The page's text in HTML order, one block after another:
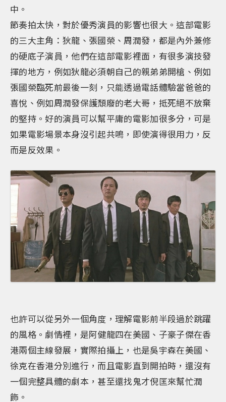
中。
節奏拍太快，對於優秀演員的影響也很大。這部電影
的三大主角：狄龍、張國榮、周潤發，都是內外兼修
的硬底子演員，他們在這部電影裡面，有很多演技發
揮的地方，例如狄龍必須朝自己的親弟弟開槍、例如
張國榮臨死前最後一刻，只能透過電話體驗當爸爸的
喜悅、例如周潤發保護頹廢的老大哥，抵死絕不放棄
的堅持。好的演員可以幫平庸的電影加很多分，可是
如果電影場景本身沒引起共鳴，即使演得很用力，反
而是反效果。
也許可以從另外一個角度，理解電影前半段過於跳躍
的風格。劇情裡，是阿健龍四在美國、子豪子傑在香
港兩個主線發展，實際拍攝上，也是吳宇森在美國、
徐克在香港分別進行，而且電影直到開拍時，還沒有
一個完整具體的劇本，甚至還找鬼才倪匡來幫忙潤
飾。